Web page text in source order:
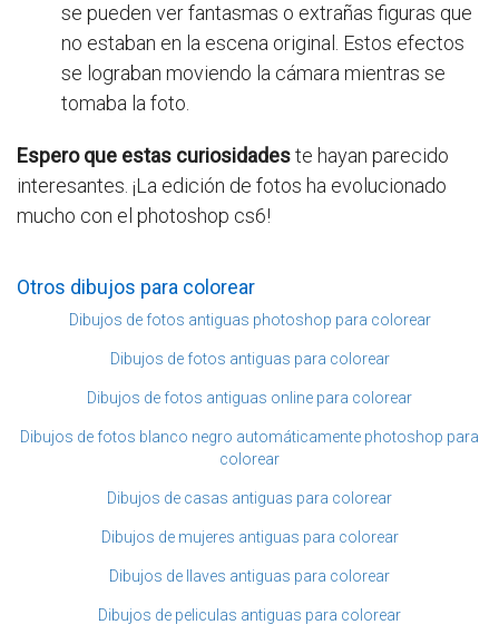
se pueden ver fantasmas o extrañas figuras que
no estaban en la escena original. Estos efectos
se lograban moviendo la cámara mientras se
tomaba la foto.
Espero que estas curiosidadeste hayan parecido
interesantes. ¡La edición de fotos ha evolucionado
mucho con el photoshop cs6!
Otros dibujos para colorear
Dibujos de fotos antiguas photoshop para colorear
Dibujos de fotos antiguas para colorear
Dibujos de fotos antiguas online para colorear
Dibujos de fotos blanco negro automáticamente photoshop para
colorear
Dibujos de casas antiguas para colorear
Dibujos de mujeres antiguas para colorear
Dibujos de llaves antiguas para colorear
Dibujos de peliculas antiguas para colorear